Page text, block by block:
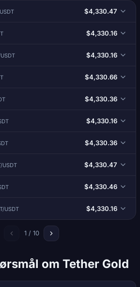
$4,330.47
$4,330.16
$4,330.16
$4,330.66
$4,330.36
$4,330.16
$4,330.36
USDT $4,330.47
$4,330.46
USDT $4,330.16
1 / 10
om Tether Gold